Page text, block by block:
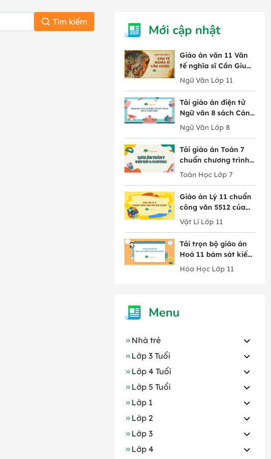
Tìm kiếm
Mới cập nhật
Giáo án văn 11 Văn
tế nghĩa sĩ Cần Giuộc
tác giả Nguyễn Đình
Chiểu
Ngữ Văn Lớp 11
Tải giáo án điện tử
Ngữ văn 8 sách Cánh
Diều đầy đủ 10 bài
Ngữ Văn Lớp 8
Tải giáo án Toán 7
chuẩn chương trình
mới chi tiết 4 chương
Toán Học Lớp 7
Giáo án Lý 11 chuẩn
công văn 5512 của
Bộ GD&ĐT trọn bộ
cả năm
Vật Lí Lớp 11
Tải trọn bộ giáo án
Hoá 11 bám sát kiến
thức Bộ GD&ĐT mới
Hóa Học Lớp 11
Menu
Nhà trẻ
Lớp 3 Tuổi
Lớp 4 Tuổi
Lớp 5 Tuổi
Lớp 1
Lớp 2
Lớp 3
Lớp 4